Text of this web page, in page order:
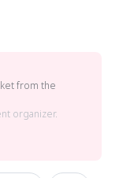
from the
organizer.